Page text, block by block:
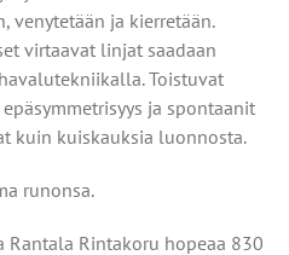
venytetään ja kierretään.
virtaavat linjat saadaan
Toistuvat
ja spontaanit
kuin kuiskauksia luonnosta.
runonsa.
Rantala Rintakoru hopeaa 830